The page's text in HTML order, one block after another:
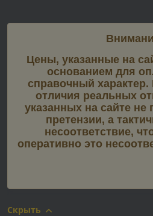
Цены, указанные на
основанием для
справочный
отличия реальных
указанных на сайте
претензии, а
несоответствие,
оперативно это
Скрыть